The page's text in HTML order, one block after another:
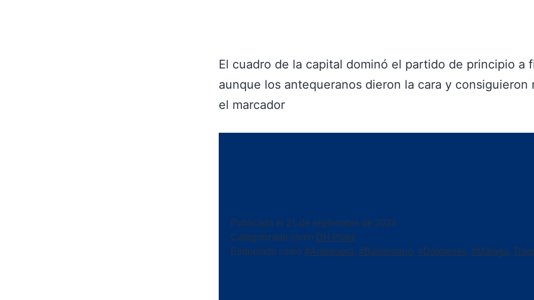
El cuadro de la capital dominó el partido de principio a
aunque los antequeranos dieron la cara y consiguieron
el marcador
Publicada el 21 de septiembre de 2024
Categorizado como DH Plata
Etiquetado como #Antequera, #Balonmano, #Dólmenes, #Málaga,